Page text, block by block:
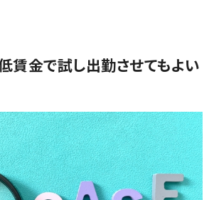
賃金で試し出勤させてもよい